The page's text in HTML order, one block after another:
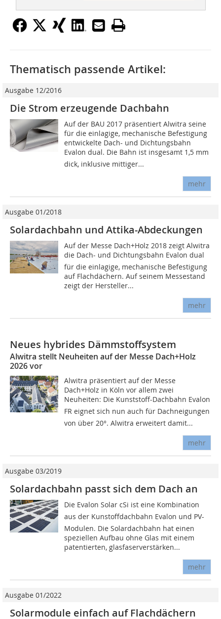
Thematisch passende Artikel:
Ausgabe 12/2016
Die Strom erzeugende Dachbahn
Auf der BAU 2017 präsentiert Alwitra seine
für die einlagige, mechanische Befestigung
entwickelte Dach- und Dichtungsbahn
Evalon dual. Die Bahn ist insgesamt 1,5 mm
dick, inklusive mittiger...
mehr
Ausgabe 01/2018
Solardachbahn und Attika-Abdeckungen
Auf der Messe Dach+Holz 2018 zeigt Alwitra
die Dach- und Dichtungsbahn Evalon dual
für die einlagige, mechanische Befestigung
auf Flachdächern. Auf seinem Messestand
zeigt der Hersteller...
mehr
Neues hybrides Dämmstoffsystem
Alwitra stellt Neuheiten auf der Messe Dach+Holz
2026 vor
Alwitra präsentiert auf der Messe
Dach+Holz in Köln vor allem zwei
Neuheiten: Die Kunststoff-Dachbahn Evalon
FR eignet sich nun auch für Dachneigungen
von über 20°. Alwitra erweitert damit...
mehr
Ausgabe 03/2019
Solardachbahn passt sich dem Dach an
Die Evalon Solar cSi ist eine Kombination
aus der Kunstoffdachbahn Evalon und PV-
Modulen. Die Solardachbahn hat einen
speziellen Aufbau ohne Glas mit einem
patentierten, glasfaserverstärken...
mehr
Ausgabe 01/2022
Solarmodule einfach auf Flachdächern